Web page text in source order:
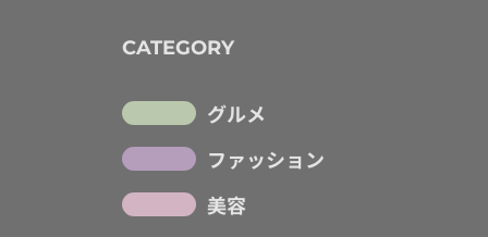
CATEGORY
グルメ
ファッション
美容